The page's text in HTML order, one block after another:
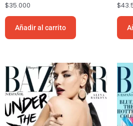
$35.000
Añadir al carrito
$